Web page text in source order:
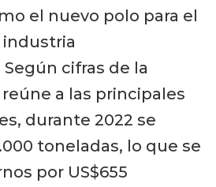
el nuevo polo para el
industria
cifras de la
a las principales
durante 2022 se
toneladas, lo que se
por US$655